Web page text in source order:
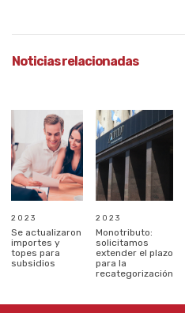
Noticias relacionadas
2023
Se actualizaron
importes y
topes para
subsidios
2023
Monotributo:
solicitamos
extender el plazo
para la
recategorización